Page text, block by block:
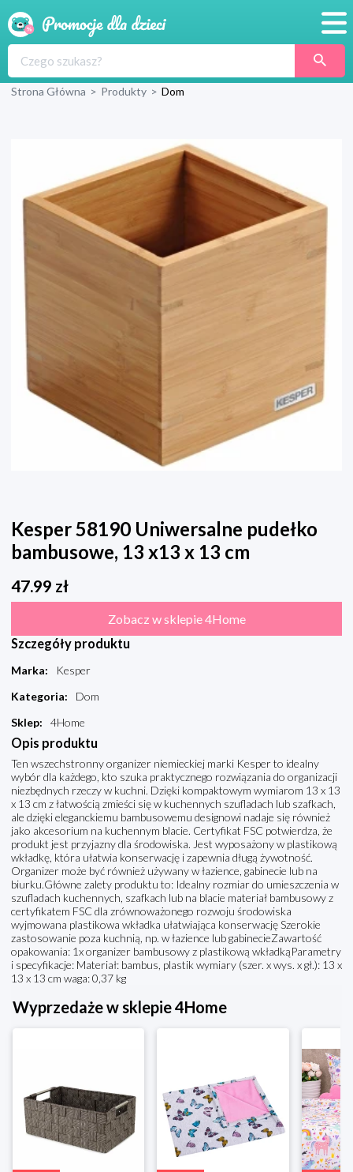
Produkty
Blog
Strona Główna > Produkty > Dom
Kesper 58190 Uniwersalne pudełko
bambusowe, 13 x13 x 13 cm
47.99 zł
Zobacz w sklepie 4Home
Szczegóły produktu
Marka:
Kesper
Kategoria:
Dom
Sklep: 4Home
Opis produktu
Ten wszechstronny organizer niemieckiej marki Kesper to idealny
wybór dla każdego, kto szuka praktycznego rozwiązania do organizacji
niezbędnych rzeczy w kuchni. Dzięki kompaktowym wymiarom 13 x 13
x 13 cm z łatwością zmieści się w kuchennych szufladach lub szafkach,
ale dzięki eleganckiemu bambusowemu designowi nadaje się również
jako akcesorium na kuchennym blacie. Certyfikat FSC potwierdza, że
produkt jest przyjazny dla środowiska. Jest wyposażony w plastikową
wkładkę, która ułatwia konserwację i zapewnia długą żywotność.
Organizer może być również używany w łazience, gabinecie lub na
biurku.Główne zalety produktu to: Idealny rozmiar do umieszczenia w
szufladach kuchennych, szafkach lub na blacie materiał bambusowy z
certyfikatem FSC dla zrównoważonego rozwoju środowiska
wyjmowana plastikowa wkładka ułatwiająca konserwację Szerokie
zastosowanie poza kuchnią, np. w łazience lub gabinecieZawartość
opakowania: 1x organizer bambusowy z plastikową wkładkąParametry
i specyfikacje: Materiał: bambus, plastik wymiary (szer. x wys. x gł.): 13 x
13 x 13 cm waga: 0,37 kg
Wyprzedaże w sklepie 4Home